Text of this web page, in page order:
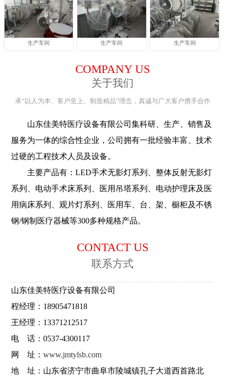
生产车间 生产车间 生产车间
COMPANY US
关于我们
承“以人为本、客户至上、制造精品”理念，真诚与广大客户携手合作
山东佳美特医疗设备有限公司集科研、生产、销售及
服务为一体的综合性企业，公司拥有一批经验丰富、技术
过硬的工程技术人员及设备。
主要产品有：LED手术无影灯系列、整体反射无影灯
系列、电动手术床系列、医用吊塔系列、电动护理床及医
用病床系列、观片灯系列、医用车、台、架、橱柜及不锈
钢/钢制医疗器械等300多种规格产品。
CONTACT US
联系方式
山东佳美特医疗设备有限公司
程经理：18905471818
王经理：13371212517
电 话：0537-4300117
网 址：www.jmtylsb.com
地 址：山东省济宁市曲阜市陵城镇孔子大道西首路北